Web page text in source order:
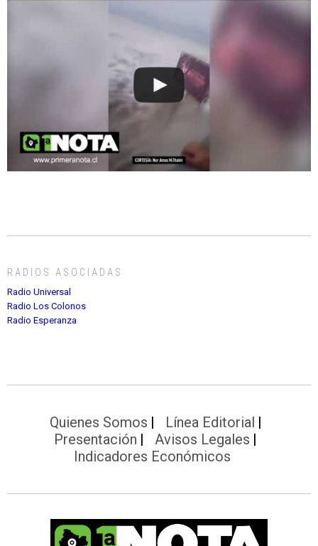
RADIOS ASOCIADAS
Radio Universal
Radio Los Colonos
Radio Esperanza
Quienes Somos
Línea Editorial
Presentación
Avisos Legales
Indicadores Económicos